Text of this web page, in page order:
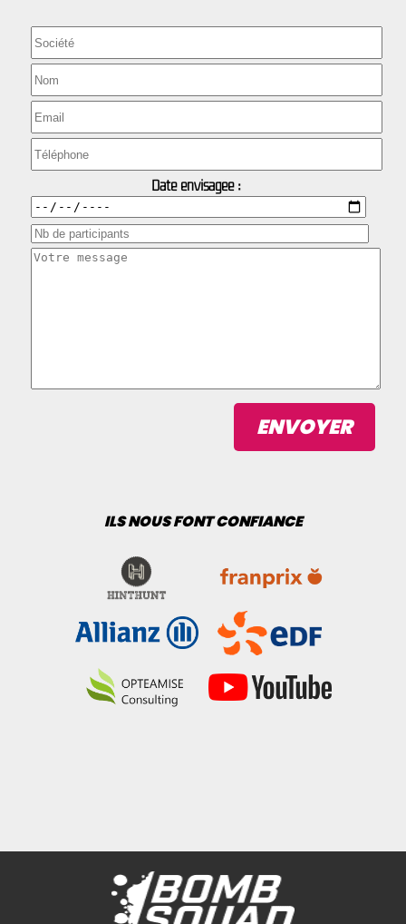
Date envisagée :
ILS NOUS FONT CONFIANCE